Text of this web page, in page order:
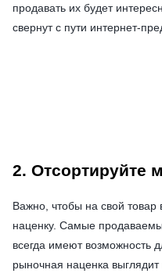
продавать их будет
свернут с пути интернет-
2. Отсортируйте
Важно, чтобы на свой
наценку. Самые
всегда имеют возможность
рыночная наценка